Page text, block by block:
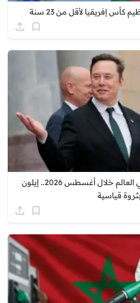
كأس إفريقيا لأقل من 23 سنة
أغنى 10 أشخاص في العالم خلال أغسطس 2026.. إيلون
قياسية